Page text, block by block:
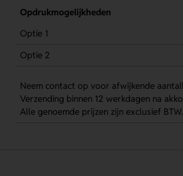
Opdrukmogelijkheden
Optie 1
Optie 2
Neem contact op voor afwijkende
Verzending binnen 12 werkdagen na
Alle genoemde prijzen zijn exclusief BTW.